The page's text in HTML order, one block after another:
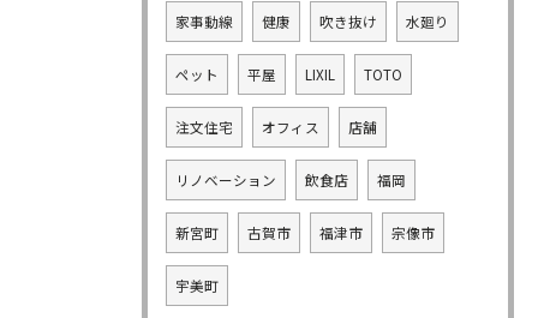
家事動線 健康 吹き抜け 水廻り
ペット 平屋 LIXIL TOTO
注文住宅 オフィス 店舗
リノベーション 飲食店 福岡
新宮町 古賀市 福津市 宗像市
宇美町